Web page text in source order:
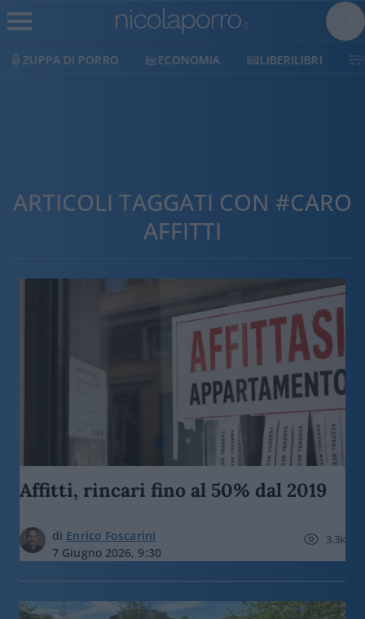
ECONOMIA LIBERILIBRI SHOP SOSTIENICI
ARTICOLI TAGGATI CON #CARO
AFFITTI
Affitti, rincari fino al 50% dal 2019
di Enrico Foscarini
7 Giugno 2026, 9:30
3.3k